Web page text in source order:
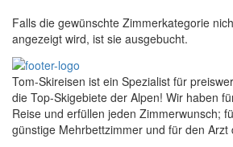
Falls die gewünschte Zimmerkategorie
angezeigt wird, ist sie ausgebucht.
Tom-Skireisen ist ein Spezialist für
die Top-Skigebiete der Alpen! Wir haben
Reise und erfüllen jeden Zimmerwunsch;
günstige Mehrbettzimmer und für den Arzt